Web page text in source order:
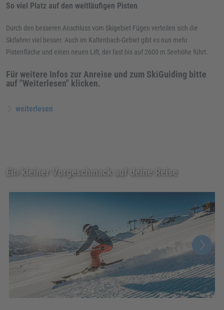
So viel Platz auf den weitläufigen Pisten
Durch den besseren Anschluss vom Skigebiet Fügen verteilen sich die
Skifahrer viel besser. Auch im Kaltenbach-Gebiet gibt es nun mehr
Pistenfläche und einen neuen Lift, der fast bis auf 2600 m Seehöhe führt.
Für weitere Infos zur Anreise und zum SkiGuiding bitte
auf "Weiterlesen" klicken.
weiterlesen
Ein kleiner Vorgeschmack auf deine Reise